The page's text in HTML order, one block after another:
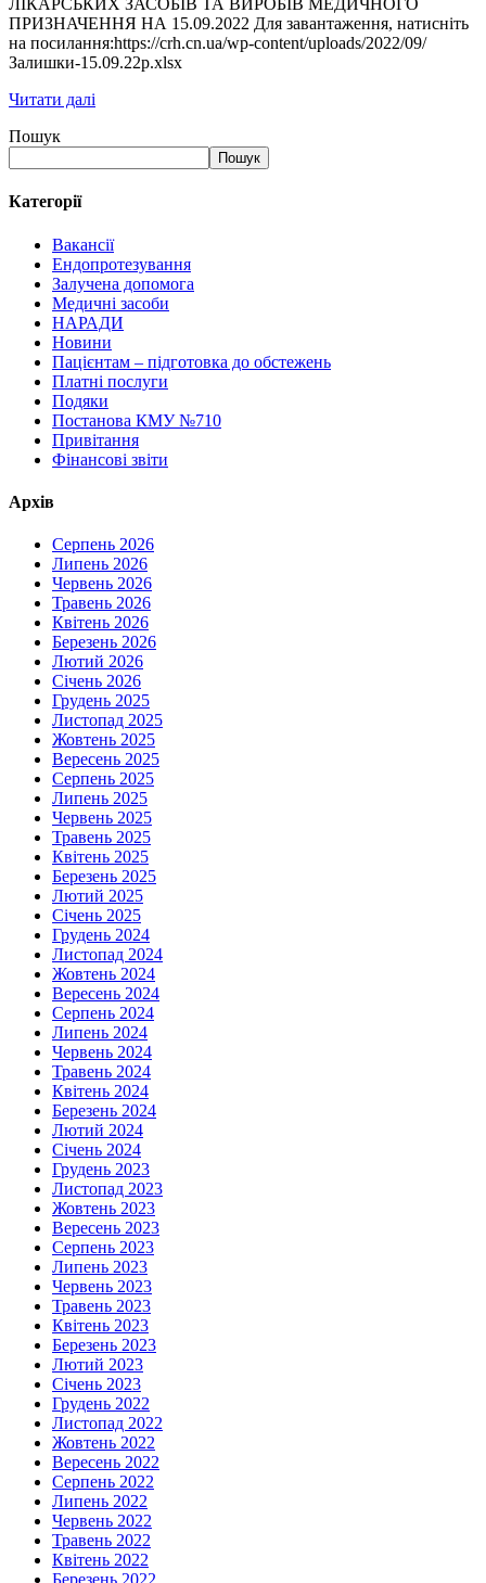
ЛІКАРСЬКИХ ЗАСОБІВ ТА ВИРОБІВ МЕДИЧНОГО
ПРИЗНАЧЕННЯ НА 15.09.2022 Для завантаження, натисніть
на посилання:https://crh.cn.ua/wp-content/uploads/2022/09/
Залишки-15.09.22р.xlsx
Читати далі
Пошук
Пошук
Категорії
Вакансії
Ендопротезування
Залучена допомога
Медичні засоби
НАРАДИ
Новини
Пацієнтам – підготовка до обстежень
Платні послуги
Подяки
Постанова КМУ №710
Привітання
Фінансові звіти
Архів
Серпень 2026
Липень 2026
Червень 2026
Травень 2026
Квітень 2026
Березень 2026
Лютий 2026
Січень 2026
Грудень 2025
Листопад 2025
Жовтень 2025
Вересень 2025
Серпень 2025
Липень 2025
Червень 2025
Травень 2025
Квітень 2025
Березень 2025
Лютий 2025
Січень 2025
Грудень 2024
Листопад 2024
Жовтень 2024
Вересень 2024
Серпень 2024
Липень 2024
Червень 2024
Травень 2024
Квітень 2024
Березень 2024
Лютий 2024
Січень 2024
Грудень 2023
Листопад 2023
Жовтень 2023
Вересень 2023
Серпень 2023
Липень 2023
Червень 2023
Травень 2023
Квітень 2023
Березень 2023
Лютий 2023
Січень 2023
Грудень 2022
Листопад 2022
Жовтень 2022
Вересень 2022
Серпень 2022
Липень 2022
Червень 2022
Травень 2022
Квітень 2022